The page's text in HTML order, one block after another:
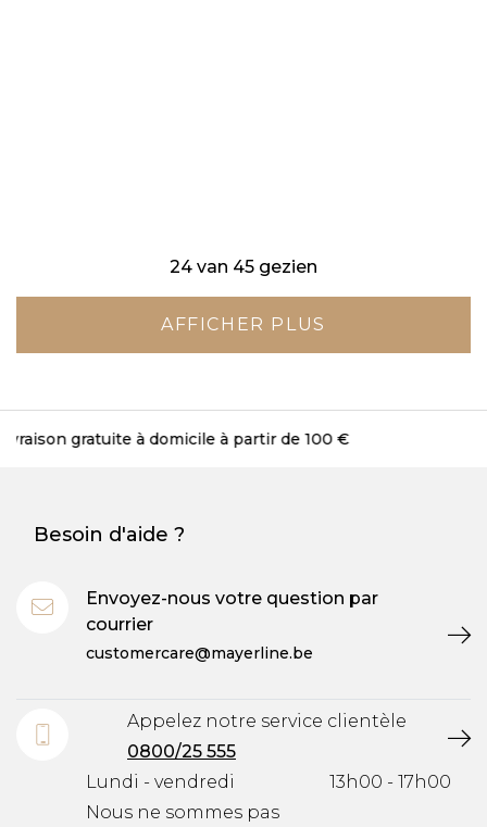
24 van 45 gezien
AFFICHER PLUS
Livraison gratuite en magasin
Besoin d'aide ?
Envoyez-nous votre question par
courrier
customercare@mayerline.be
Appelez notre service clientèle
0800/25 555
Lundi - vendredi
Nous ne sommes pas
13h00 - 17h00